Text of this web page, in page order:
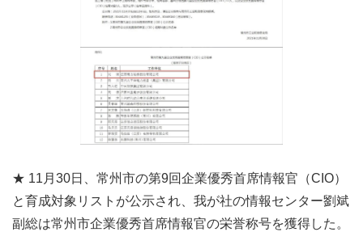
★ 11月30日、常州市の第9回企業優秀首席情報官（CIO）
と育成対象リストが公示され、我が社の情報センター劉斌
副総は常州市企業優秀首席情報官の栄誉称号を獲得した。